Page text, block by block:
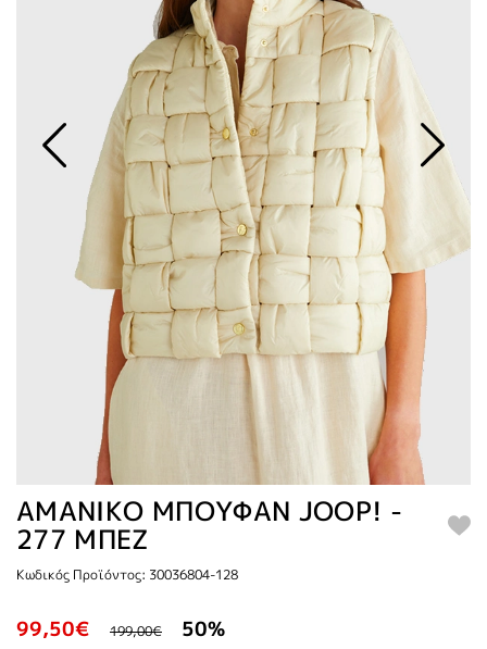
ΑΜΑΝΙΚΟ ΜΠΟΥΦΑΝ JOOP! -
277 ΜΠΕΖ
Κωδικός Προϊόντος: 30036804-128
99,50€ 199,00€ 50%